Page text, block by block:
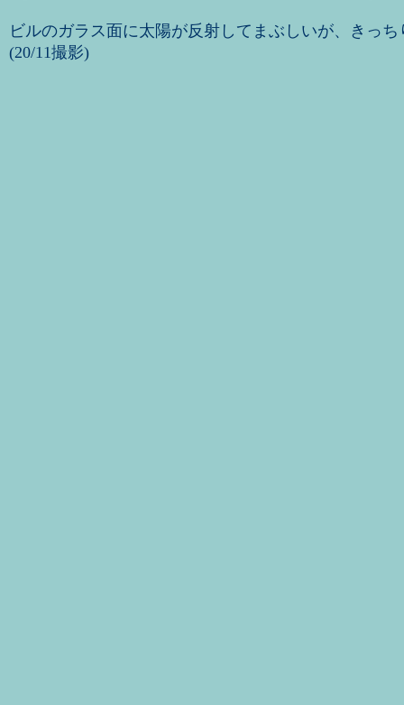
ビルのガラス面に太陽が反射してまぶしいが、きっ
(20/11撮影)